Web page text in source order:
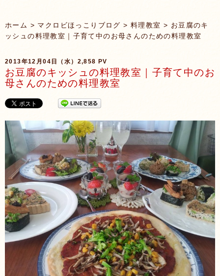
ホーム > マクロビほっこりブログ >料理教室 > お豆腐のキ
ッシュの料理教室｜子育て中のお母さんのための料理教室
2013年12月04日（水） 2,858 PV
お豆腐のキッシュの料理教室｜子育て中のお
母さんのための料理教室